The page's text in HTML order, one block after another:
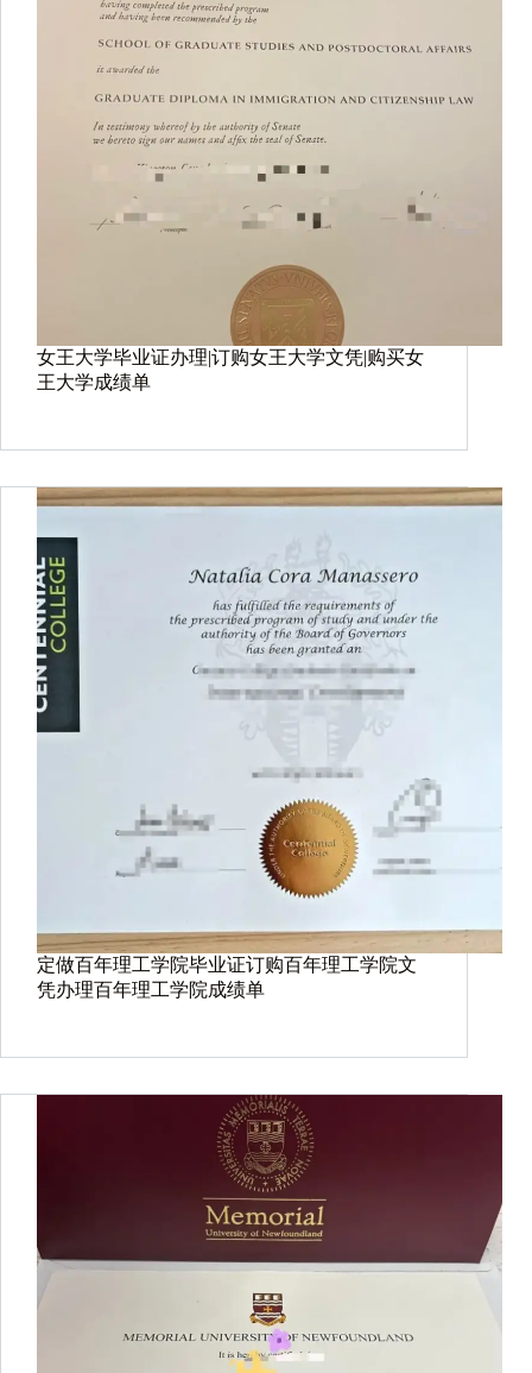
女王大学毕业证办理|订购女王大学文凭|购买女
王大学成绩单
定做百年理工学院毕业证订购百年理工学院文
凭办理百年理工学院成绩单